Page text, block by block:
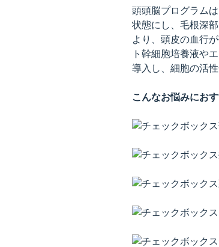
頭頭脳プログラム
状態にし、毛根深
より、頭皮の血行
ト幹細胞培養液や
導入し、細胞の活性
こんなお悩みにお